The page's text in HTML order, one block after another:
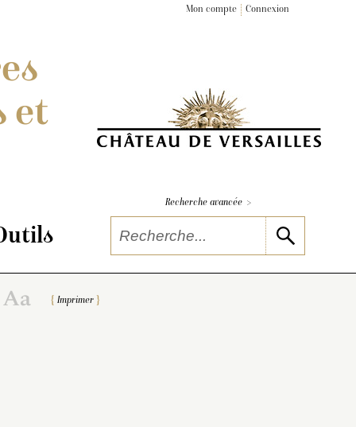
Mon compte Connexion
et
Recherche avancée >
Imprimer